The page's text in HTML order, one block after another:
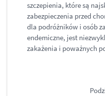
szczepienia, które są
zabezpieczenia przed
dla podróżników i osób
endemiczne, jest
zakażenia i poważnych